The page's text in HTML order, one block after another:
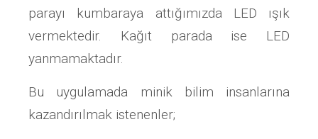
parayı kumbaraya attığımızda LED ışık
vermektedir. Kağıt parada ise LED
yanmamaktadır.
Bu uygulamada minik bilim insanlarına
kazandırılmak istenenler;